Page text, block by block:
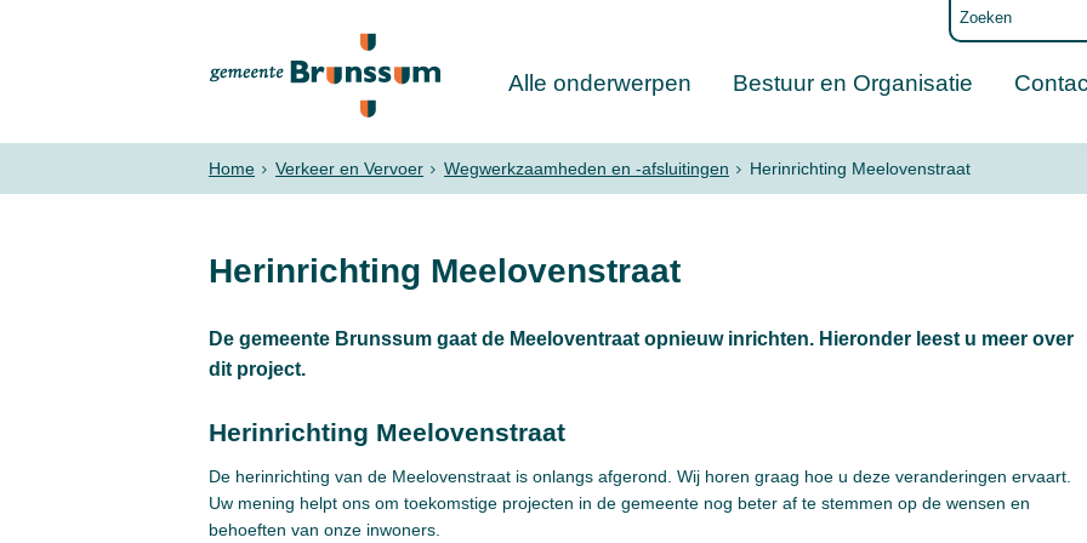
Alle onderwerpen Bestuur en Organisatie
Home Verkeer en Vervoer Wegwerkzaamheden en -afsluitingen Herinrichting Meelovenstraat
Herinrichting Meelovenstraat
De gemeente Brunssum gaat de Meeloventraat opnieuw inrichten. Hieronder leest u meer over
dit project.
Herinrichting Meelovenstraat
De herinrichting van de Meelovenstraat is onlangs afgerond. Wij horen graag hoe u deze veranderingen ervaart.
Uw mening helpt ons om toekomstige projecten in de gemeente nog beter af te stemmen op de wensen en
behoeften van onze inwoners.